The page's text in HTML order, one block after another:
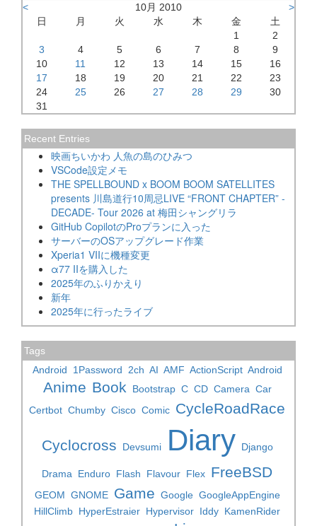
<
10月 2010
>
日
月 火 水 木 金
土
1
2
3
4 5 6 7 8
9
10
11 12 13 14 15
16
17
18 19 20 21 22
23
24
25 26 27 28 29
30
31
Recent Entries
映画ちいかわ 人魚の島のひみつ
VSCode設定メモ
THE SPELLBOUND x BOOM BOOM SATELLITES
presents 川島道行10周忌LIVE “FRONT CHAPTER” -
DECADE- Tour 2026 at 梅田シャングリラ
GitHub CopilotのProプランに入った
サーバーのOSアップグレード作業
Xperia1 VIIに機種変更
α77 IIを購入した
2025年のふりかえり
新年
2025年に行ったライブ
Tags
Android
1Password 2ch AI AMF ActionScript Android
Anime Book Bootstrap C CD Camera Car
Certbot Chumby Cisco Comic CycleRoadRace
Cyclocross Devsumi Diary Django
Drama Enduro Flash Flavour Flex FreeBSD
GEOM GNOME Game Google GoogleAppEngine
HillClimb HyperEstraier Hypervisor Iddy KamenRider